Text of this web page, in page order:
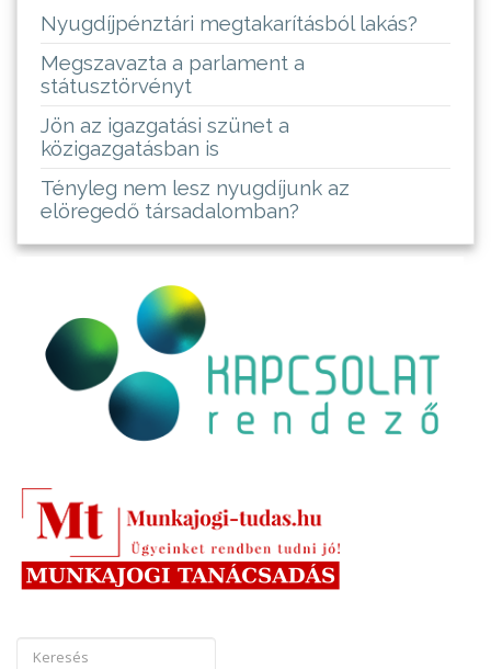
Nyugdíjpénztári megtakarításból lakás?
Megszavazta a parlament a
státusztörvényt
Jön az igazgatási szünet a
közigazgatásban is
Tényleg nem lesz nyugdíjunk az
elöregedő társadalomban?